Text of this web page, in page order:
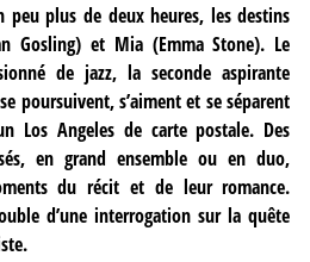
plus de deux heures, les destins
Gosling) et Mia (Emma Stone). Le
de jazz, la seconde aspirante
poursuivent, s’aiment et se séparent
Los Angeles de carte postale. Des
en grand ensemble ou en duo,
du récit et de leur romance.
d’une interrogation sur la quête